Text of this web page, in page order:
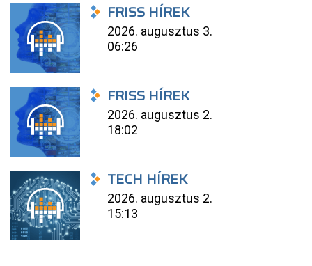
FRISS HÍREK
2026. augusztus 3.
06:26
FRISS HÍREK
2026. augusztus 2.
18:02
TECH HÍREK
2026. augusztus 2.
15:13